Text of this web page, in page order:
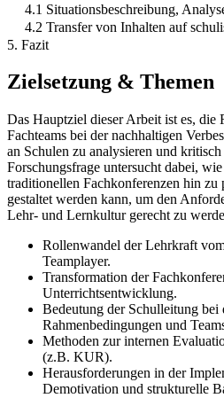
4.1 Situationsbeschreibung,
4.2 Transfer von Inhalten auf
5. Fazit
Zielsetzung & Themen
Das Hauptziel dieser Arbeit ist es, die
Fachteams bei der nachhaltigen
an Schulen zu analysieren und
Forschungsfrage untersucht dabei,
traditionellen Fachkonferenzen hin zu
gestaltet werden kann, um den
Lehr- und Lernkultur gerecht zu
Rollenwandel der Lehrkraft
Teamplayer.
Transformation der
Unterrichtsentwicklung.
Bedeutung der Schulleitung bei
Rahmenbedingungen und
Methoden zur internen
(z.B. KUR).
Herausforderungen in der
Demotivation und strukturelle